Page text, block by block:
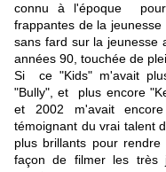
connu à l'époque pour
frappantes de la
sans fard sur la jeunesse
années 90, touchée de
Si ce "Kids" m'avait
"Bully", et plus encore
et 2002 m'avait
témoignant du vrai talent
plus brillants pour
façon de filmer les très